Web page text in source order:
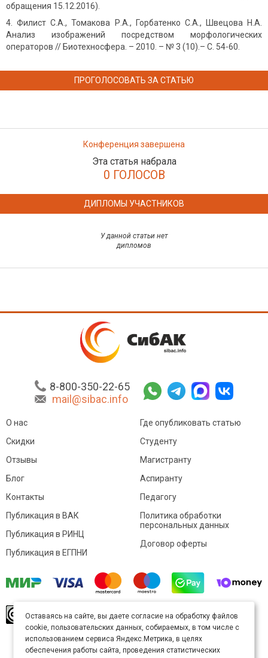
обращения 15.12.2016).
Филист С.А., Томакова Р.А., Горбатенко С.А., Швецова Н.А.
Анализ изображений посредством морфологических
операторов // Биотехносфера. – 2010. – № 3 (10).– С. 54-60.
ПРОГОЛОСОВАТЬ ЗА СТАТЬЮ
Конференция завершена
Эта статья набрала
0 ГОЛОСОВ
ДИПЛОМЫ УЧАСТНИКОВ
У данной статьи нет
дипломов
8-800-350-22-65
mail@sibac.info
О нас
Скидки
Отзывы
Блог
Контакты
Где опубликовать статью
Студенту
Магистранту
Аспиранту
Педагогу
Публикация в ВАК
Публикация в РИНЦ
Публикация в ЕГПНИ
Политика обработки
персональных данных
Договор оферты
произведение доступно полицензии Creative
Commons «Attribution» («Атрибуция») 4.0
Непортированная.
Карта сайта
Оставаясь на сайте, вы даете согласие на обработку файлов
cookie, пользовательских данных, собираемых, в том числе с
использованием сервиса Яндекс.Метрика, в целях
обеспечения работы сайта, проведения статистических